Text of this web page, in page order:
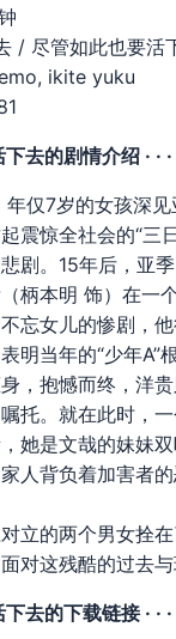
/ 尽管如此也要活
ikite yuku
去的剧情介绍 · · ·
7岁的女孩深见
震惊全社会的“三
剧。15年后，亚
柄本明 饰）在一
忘女儿的惨剧，
明当年的“少年A”
，抱憾而终，洋
托。就在此时，
她是文哉的妹妹
人背负着加害者
的两个男女拴在
对这残酷的过去
去的下载链接 · · ·